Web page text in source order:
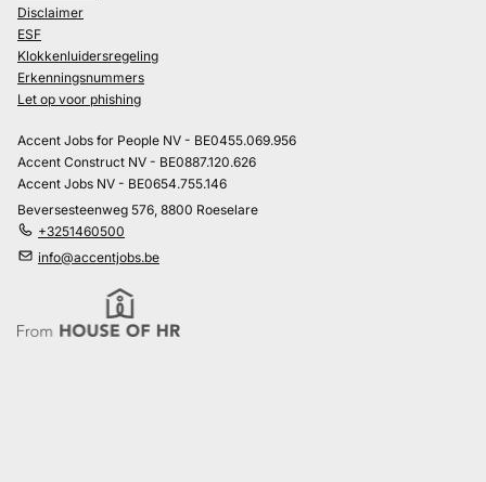
Disclaimer
ESF
Klokkenluidersregeling
Erkenningsnummers
Let op voor phishing
Accent Jobs for People NV - BE0455.069.956
Accent Construct NV - BE0887.120.626
Accent Jobs NV - BE0654.755.146
Beversesteenweg 576, 8800 Roeselare
+3251460500
info@accentjobs.be